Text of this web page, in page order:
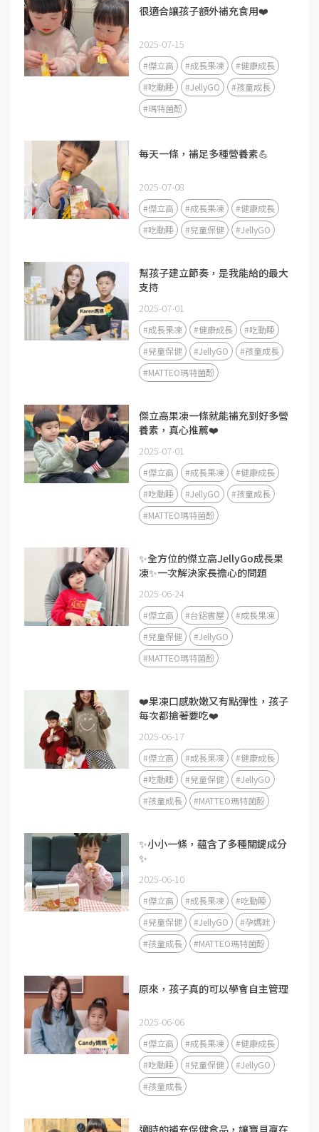
很適合讓孩子額外補充食用❤️
2025-07-15
#傑立高 #成長果凍
#健康成長
#吃動睡
#JellyGO
#孩童成長
#瑪特菌酚
每天一條，補足多種營養素💪
2025-07-08
#傑立高 #成長果凍
#健康成長
#吃動睡
#兒童保健 #JellyGO
幫孩子建立節奏，是我能給的最大
支持
2025-07-01
#成長果凍 #健康成長
#吃動睡
#兒童保健
#JellyGO
#孩童成長
#MATTEO瑪特菌酚
傑立高果凍一條就能補充到好多營
養素，真心推薦❤️
2025-07-01
#傑立高 #成長果凍
#健康成長
#吃動睡
#JellyGO
#孩童成長
#MATTEO瑪特菌酚
✨全方位的傑立高JellyGo成長果
凍✨一次解決家長擔心的問題
2025-06-24
#傑立高 #台鋁書屋
#成長果凍
#兒童保健
#JellyGO
#MATTEO瑪特菌酚
❤️果凍口感軟嫩又有點彈性，孩子
每次都搶著要吃❤️
2025-06-17
#傑立高 #成長果凍
#健康成長
#吃動睡
#兒童保健
#JellyGO
#孩童成長
#MATTEO瑪特菌酚
✨小小一條，蘊含了多種關鍵成分
✨
2025-06-10
#傑立高 #成長果凍
#吃動睡
#兒童保健
#JellyGO
#孕媽咪
#孩童成長
#MATTEO瑪特菌酚
原來，孩子真的可以學會自主管理
2025-06-06
#傑立高 #成長果凍
#健康成長
#吃動睡
#兒童保健
#JellyGO
#孩童成長
適時的補充保健食品，讓寶貝贏在